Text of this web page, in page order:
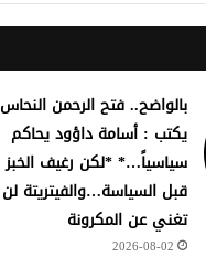
بالواضح.. فتح الرحمن النحاس
يكتب : أسامة داؤود يحاكم
سياسياً…* *لكن رغيف الخبز
قبل السياسة…والفيتريتة لن
تغني عن المكرونة
2026-08-02